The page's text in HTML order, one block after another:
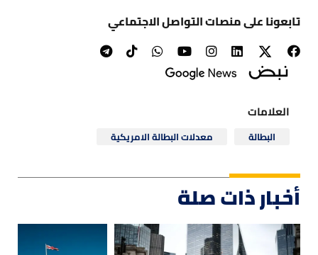
تابعونا على منصات التواصل الاجتماعي
العلامات
البطالة معدلات البطالة الامريكية
أخبار ذات صلة